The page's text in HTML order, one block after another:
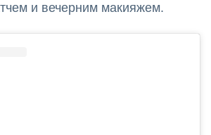
и вечерним макияжем.